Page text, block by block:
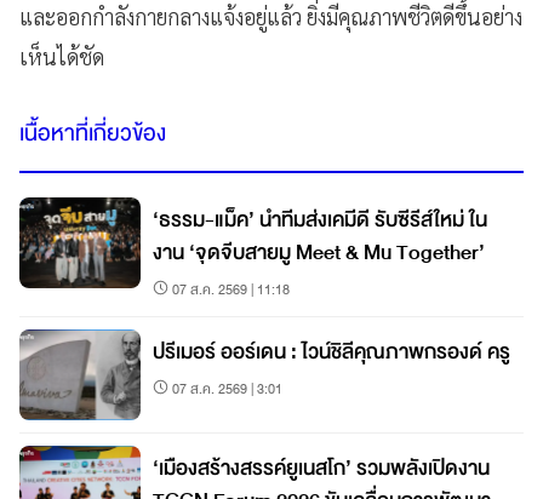
และออกกำลังกายกลางแจ้งอยู่แล้ว ยิ่งมีคุณภาพชีวิตดีขึ้นอย่าง
เห็นได้ชัด
เนื้อหาที่เกี่ยวข้อง
‘ธรรม-แม็ค’ นำทีมส่งเคมีดี รับซีรีส์ใหม่ ใน
งาน ‘จุดจีบสายมู Meet & Mu Together’
07 ส.ค. 2569 | 11:18
ปรีเมอร์ ออร์เดน : ไวน์ชิลีคุณภาพกรองด์ ครู
07 ส.ค. 2569 | 3:01
‘เมืองสร้างสรรค์ยูเนสโก’ รวมพลังเปิดงาน